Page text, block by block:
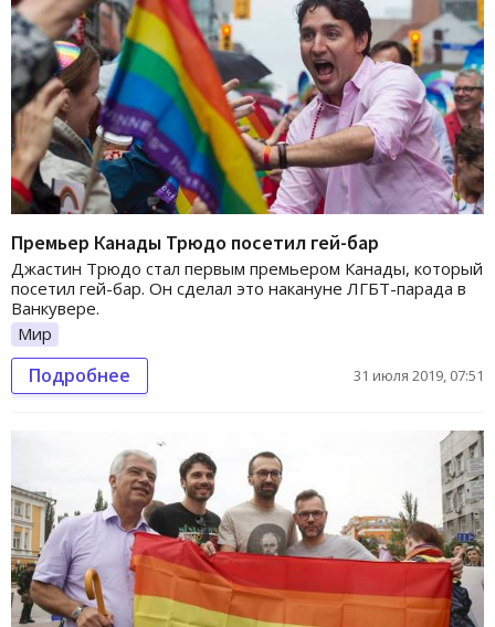
Премьер Канады Трюдо посетил гей-бар
Джастин Трюдо стал первым премьером Канады, который
посетил гей-бар. Он сделал это накануне ЛГБТ-парада в
Ванкувере.
Мир
Подробнее 31 июля 2019, 07:51